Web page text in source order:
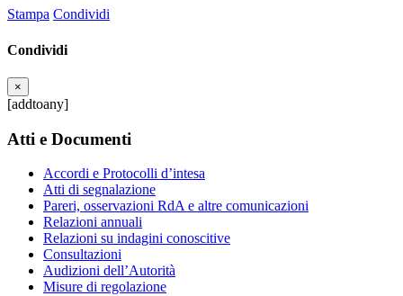
Stampa Condividi
Condividi
×
[addtoany]
Atti e Documenti
Accordi e Protocolli d’intesa
Atti di segnalazione
Pareri, osservazioni RdA e altre comunicazioni
Relazioni annuali
Relazioni su indagini conoscitive
Consultazioni
Audizioni dell’Autorità
Misure di regolazione